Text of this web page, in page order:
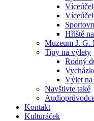
Hřiště
Muzeum J. G.
Tipy na výlety
Rodný
Výlet na
Navštivte také
Kontakt
Kulturáček